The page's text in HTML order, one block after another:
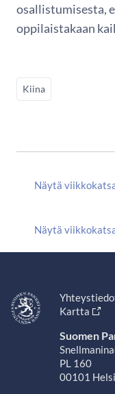
osallistumisesta,
oppilaistakaan
Kiina
Näytä
Näytä
Kartta
Suomen
PL 160
00101